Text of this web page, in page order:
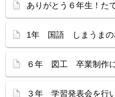
ありがとう６年生！た
1年 国語 しまうまの
６年 図工 卒業制作
３年 学習発表会を行